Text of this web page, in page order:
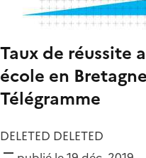
Taux de réussite
école en
Télégramme
DELETED DELETED